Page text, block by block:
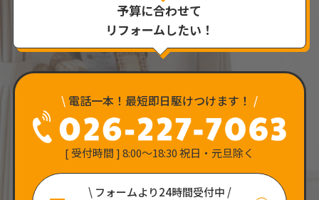
予算に合わせて
リフォームしたい！
\ 電話一本！最短即日駆けつけます！ /
[ 受付時間 ] 8:00〜18:30 祝日・元旦除く
\ フォームより24時間受付中 /